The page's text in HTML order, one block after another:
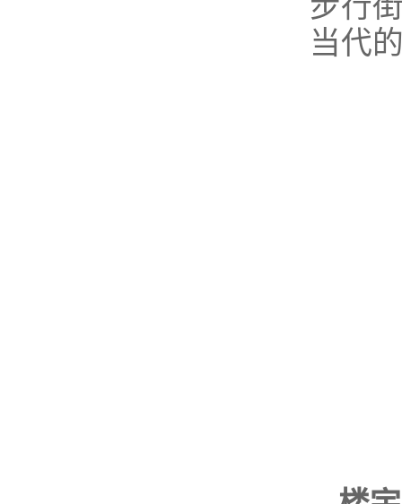
当代